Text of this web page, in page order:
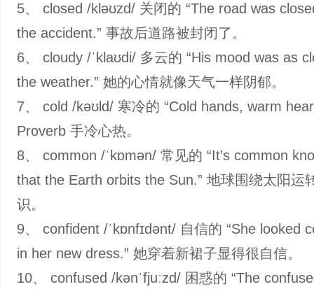
5、 closed /kləʊzd/ 关闭的 “The road was
the accident.” 事故后道路被封闭了。
6、 cloudy /ˈklaʊdi/ 多云的 “His mood was as
the weather.” 她的心情就像天气一样阴郁。
7、 cold /kəʊld/ 寒冷的 “Cold hands, warm
Proverb 手冷心热。
8、 common /ˈkɒmən/ 常见的 “It’s common
that the Earth orbits the Sun.” 地球围绕太阳运
识。
9、 confident /ˈkɒnfɪdənt/ 自信的 “She looked
in her new dress.” 她穿着新裙子显得很自信。
10、 confused /kənˈfjuːzd/ 困惑的 “The